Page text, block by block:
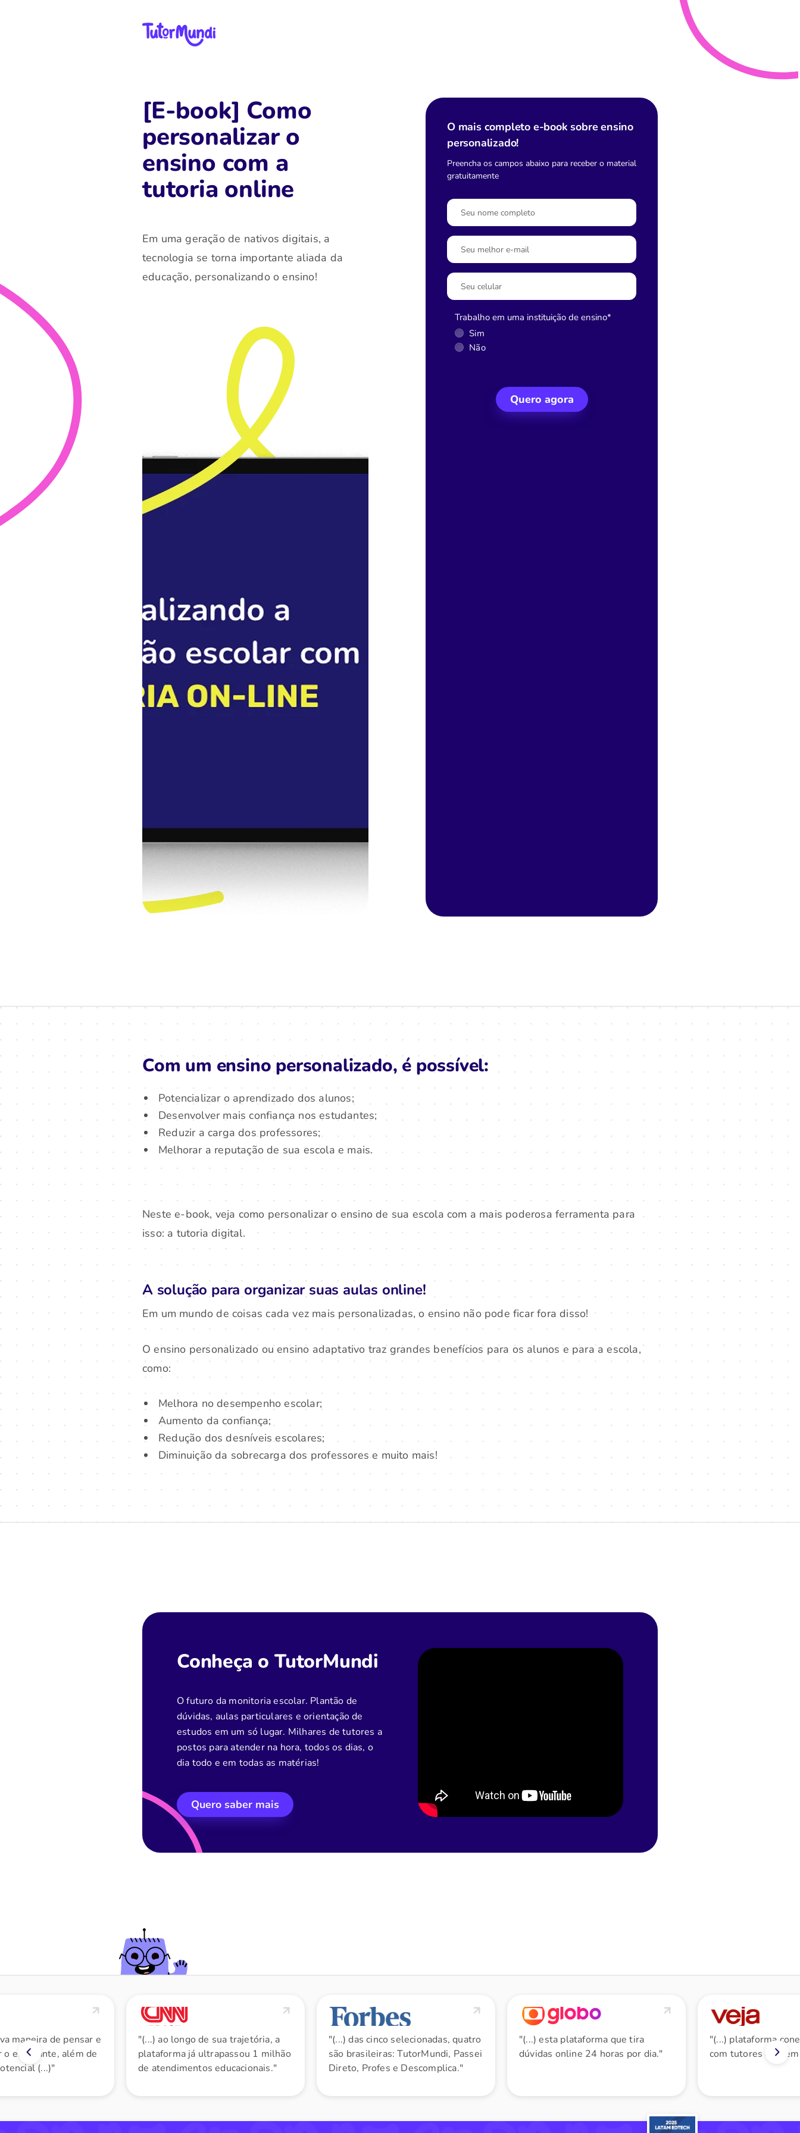
[E-book] Como
personalizar o
ensino com a
tutoria online
Em uma geração de nativos digitais, a
tecnologia se torna importante aliada da
educação, personalizando o ensino!
O mais completo e-book sobre ensino
personalizado!
Preencha os campos abaixo para receber o material
gratuitamente
Trabalho em uma instituição de ensino*
Sim
Não
Quero agora
Com um ensino personalizado, é possível:
Potencializar o aprendizado dos alunos;
Desenvolver mais confiança nos estudantes;
Reduzir a carga dos professores;
Melhorar a reputação de sua escola e mais.
Neste e-book, veja como personalizar o ensino de sua escola com a mais poderosa ferramenta para
isso: a tutoria digital.
A solução para organizar suas aulas online!
Em um mundo de coisas cada vez mais personalizadas, o ensino não pode ficar fora disso!
O ensino personalizado ou ensino adaptativo traz grandes benefícios para os alunos e para a escola,
como:
Melhora no desempenho escolar;
Aumento da confiança;
Redução dos desníveis escolares;
Diminuição da sobrecarga dos professores e muito mais!
Conheça o TutorMundi
O futuro da monitoria escolar. Plantão de
dúvidas, aulas particulares e orientação de
estudos em um só lugar. Milhares de tutores a
postos para atender na hora, todos os dias, o
dia todo e em todas as matérias!
Quero saber mais
"(...) ao longo de sua trajetória, a
plataforma já ultrapassou 1 milhão
de atendimentos educacionais."
"(...) das cinco selecionadas, quatro
são brasileiras: TutorMundi, Passei
Direto, Profes e Descomplica."
"(...) esta plataforma que tira
dúvidas online 24 horas por dia."
"(...) plataforma
com tutores em
maneira de pensar e
o estudante, além de
(...)"